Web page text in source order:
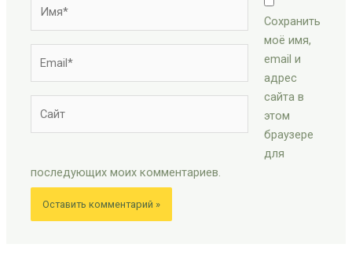
Сохранить
моё имя,
email и
адрес
сайта в
этом
браузере
для
последующих моих комментариев.